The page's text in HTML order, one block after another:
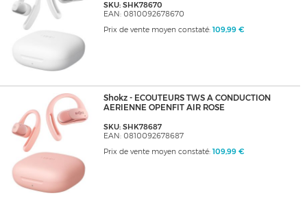
SKU: SHK78670
EAN: 0810092678670
Prix de vente moyen constaté: 109,99 €
Shokz - ECOUTEURS TWS A CONDUCTION
AERIENNE OPENFIT AIR ROSE
SKU: SHK78687
EAN: 0810092678687
Prix de vente moyen constaté: 109,99 €